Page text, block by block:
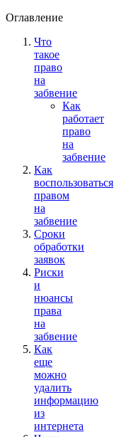
Оглавление
Что
такое
право
на
забвение
Как
работает
право
на
забвение
Как
воспользоваться
правом
на
забвение
Сроки
обработки
заявок
Риски
и
нюансы
права
на
забвение
Как
еще
можно
удалить
информацию
из
интернета